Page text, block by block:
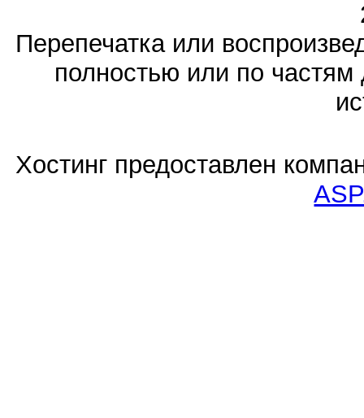
Перепечатка или
полностью или по частям
Хостинг предоставлен